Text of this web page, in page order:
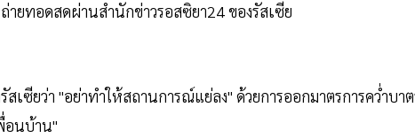
ยทอดสดผ่านสำนักข่าวรอสซิยา24 ของรัสเซีย
ซียว่า "อย่าทำให้สถานการณ์แย่ลง" ด้วยการออกมาตรการคว่ำบา
อนบ้าน"